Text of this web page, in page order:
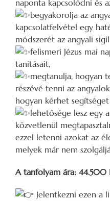
naponta kapcsolódni és
begyakorolja az
kapcsolatfelvétel egy
módszerét az angyali
felismeri Jézus mai
tanításait,
megtanulja, hogyan
részévé tenni az
hogyan kérhet
lehetősége lesz egy
közvetlenül
ezzel letenni azokat az
melyek már nem
A tanfolyam ára: 44.500
Jelentkezni ezen a